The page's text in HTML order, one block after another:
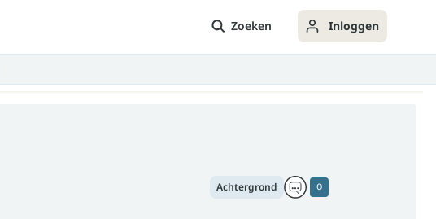
Zoeken Inloggen
0
Achtergrond